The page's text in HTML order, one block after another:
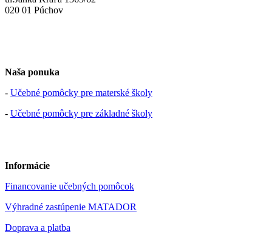
020 01 Púchov
Naša ponuka
- Učebné pomôcky pre materské školy
- Učebné pomôcky pre základné školy
Informácie
Financovanie učebných pomôcok
Výhradné zastúpenie MATADOR
Doprava a platba